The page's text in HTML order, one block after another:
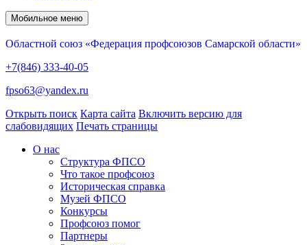
Мобильное меню
Областной союз «Федерация профсоюзов Самарской области»
+7(846) 333-40-05
fpso63@yandex.ru
Открыть поиск Карта сайта Включить версию для
слабовидящих Печать страницы
О нас
Структура ФПСО
Что такое профсоюз
Историческая справка
Музей ФПСО
Конкурсы
Профсоюз помог
Партнеры